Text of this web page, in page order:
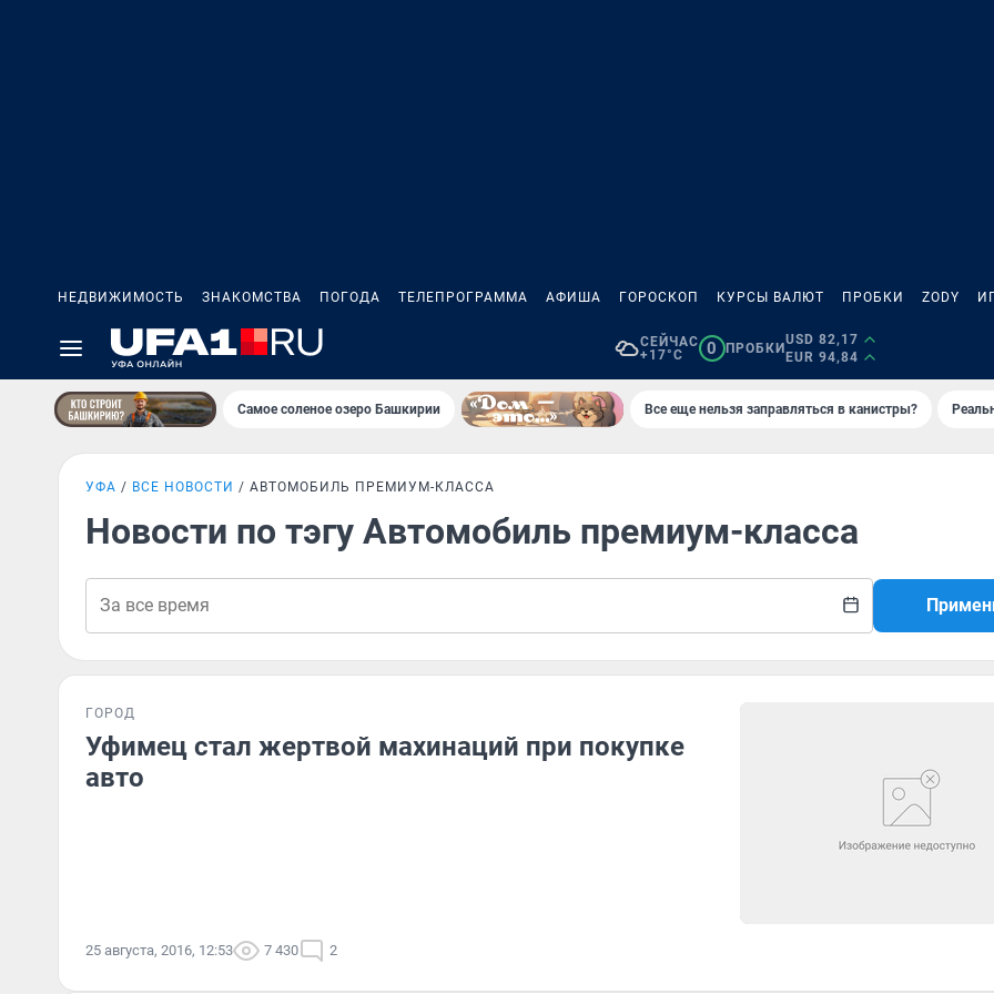
НЕДВИЖИМОСТЬ ЗНАКОМСТВА ПОГОДА ТЕЛЕПРОГРАММА АФИША ГОРОСКОП КУРСЫ ВАЛЮТ ПРОБКИ ZODY
СЕЙЧАС
+17°C
0 ПРОБКИ
USD 82,17
EUR 94,84
Самое соленое озеро Башкирии Все еще нельзя заправляться в канистры?
УФА ВСЕ НОВОСТИ АВТОМОБИЛЬ ПРЕМИУМ-КЛАССА
Новости по тэгу Автомобиль премиум-класса
ГОРОД
Уфимец стал жертвой махинаций при покупке
авто
25 августа, 2016, 12:53 7 430 2